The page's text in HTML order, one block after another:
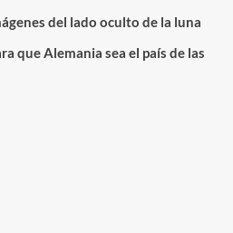
del lado oculto de la luna
que Alemania sea el país de las